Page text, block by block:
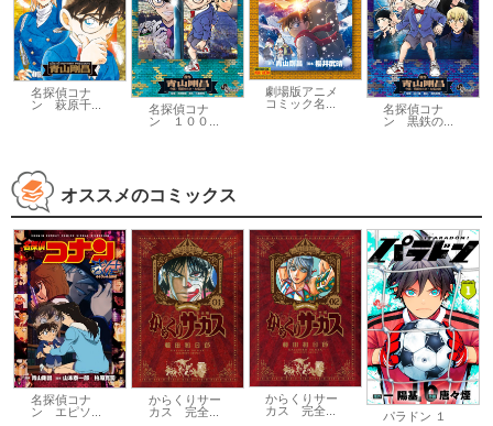
名探偵コナ
ン 萩原千...
名探偵コナ
ン １００...
劇場版アニメ
コミック名...
名探偵コナ
ン 黒鉄の...
オススメのコミックス
名探偵コナ
ン エピソ...
からくりサー
カス 完全...
からくりサー
カス 完全...
パラドン １